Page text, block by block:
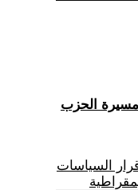
معالم مسيرة الحزب
السياسات